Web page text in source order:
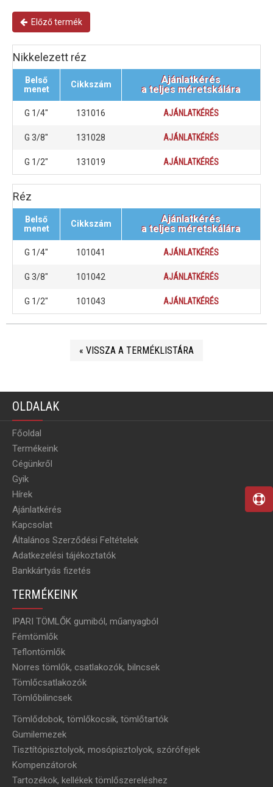
Előző termék
Nikkelezett réz
Belső
menet
Cikkszám
Ajánlatkérés
a teljes méretskálára
G 1/4" 131016 AJÁNLATKÉRÉS
G 3/8" 131028 AJÁNLATKÉRÉS
G 1/2" 131019 AJÁNLATKÉRÉS
Réz
Belső
menet
Cikkszám
Ajánlatkérés
a teljes méretskálára
G 1/4" 101041 AJÁNLATKÉRÉS
G 3/8" 101042 AJÁNLATKÉRÉS
G 1/2" 101043 AJÁNLATKÉRÉS
« VISSZA A TERMÉKLISTÁRA
OLDALAK
Főoldal
Termékeink
Cégünkről
Gyik
Hírek
Ajánlatkérés
Kapcsolat
Általános Szerződési Feltételek
Adatkezelési tájékoztatók
Bankkártyás fizetés
TERMÉKEINK
IPARI TÖMLŐK gumiból, műanyagból
Fémtömlők
Teflontömlők
Norres tömlők, csatlakozók, bilncsek
Tömlőcsatlakozók
Tömlőbilincsek
Tömlődobok, tömlőkocsik, tömlőtartók
Gumilemezek
Tisztítópisztolyok, mosópisztolyok, szórófejek
Kompenzátorok
Tartozékok, kellékek tömlőszereléshez